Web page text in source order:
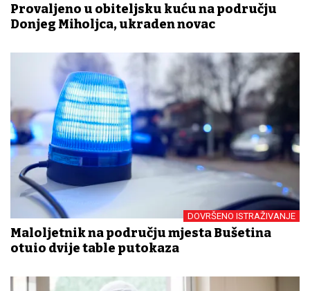
Provaljeno u obiteljsku kuću na području
Donjeg Miholjca, ukraden novac
DOVRŠENO ISTRAŽIVANJE
Maloljetnik na području mjesta Bušetina
otuđio dvije table putokaza